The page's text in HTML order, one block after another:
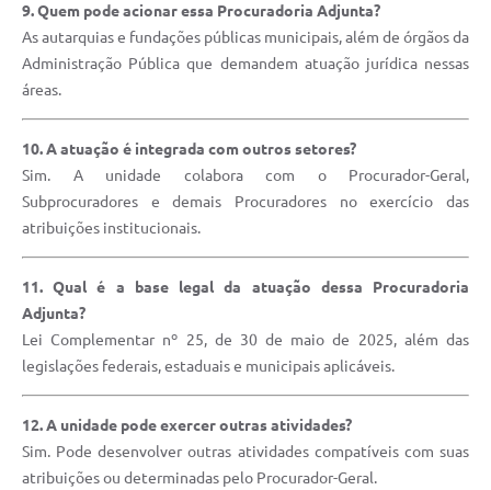
9. Quem pode acionar essa Procuradoria Adjunta?
As autarquias e fundações públicas municipais, além de órgãos da
Administração Pública que demandem atuação jurídica nessas
áreas.
10. A atuação é integrada com outros setores?
Sim. A unidade colabora com o Procurador-Geral,
Subprocuradores e demais Procuradores no exercício das
atribuições institucionais.
11. Qual é a base legal da atuação dessa Procuradoria
Adjunta?
Lei Complementar nº 25, de 30 de maio de 2025, além das
legislações federais, estaduais e municipais aplicáveis.
12. A unidade pode exercer outras atividades?
Sim. Pode desenvolver outras atividades compatíveis com suas
atribuições ou determinadas pelo Procurador-Geral.